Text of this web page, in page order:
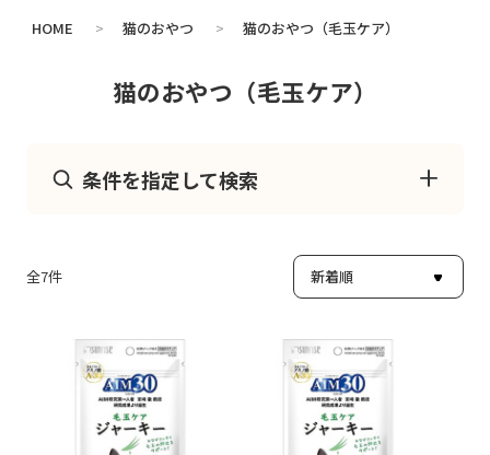
HOME > 猫のおやつ > 猫のおやつ（毛玉ケア）
猫のおやつ（毛玉ケア）
条件を指定して検索
全7件